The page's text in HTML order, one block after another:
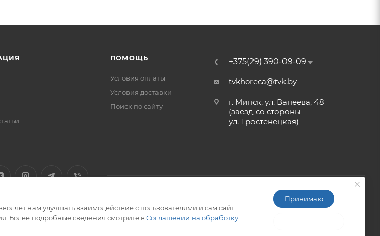
ПОМОЩЬ
Условия оплаты
Условия доставки
Поиск по сайту
+375(29) 390-09-09
tvkhoreca@tvk.by
г. Минск, ул. Ванеева, 48
(заезд со стороны
ул. Тростенецкая)
Разработка сайтов в Минске
нам улучшать взаимодействие с пользователями и сам сайт.
Более подробные сведения смотрите в Соглашении на обработку
Принимаю